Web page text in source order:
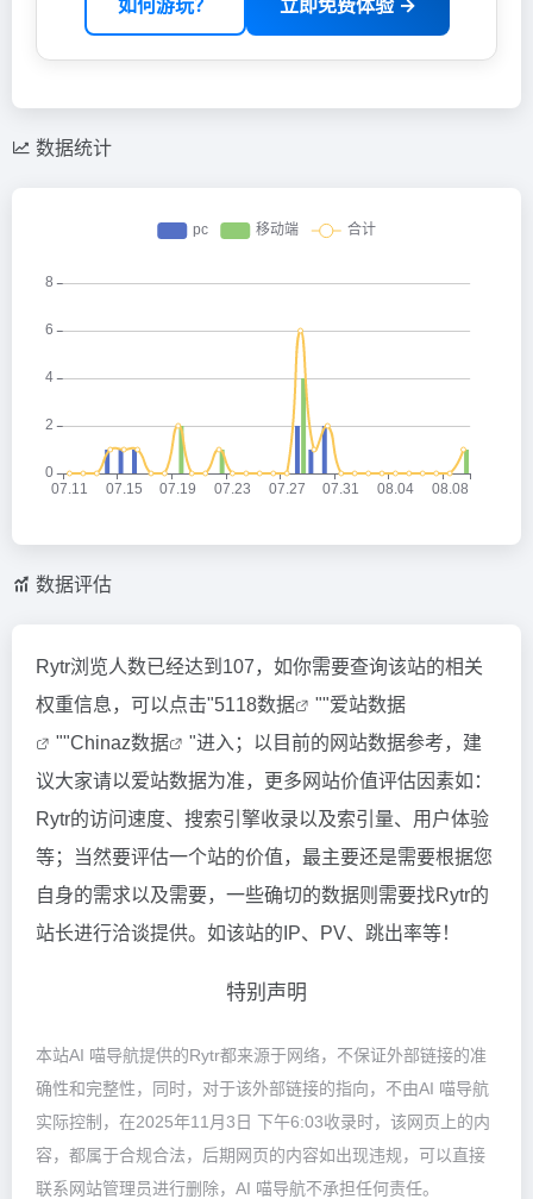
数据统计
数据评估
Rytr浏览人数已经达到107，如你需要查询该站的相关
权重信息，可以点击"5118数据 ""爱站数据
""Chinaz数据
"进入；以目前的网站数据参考，建
议大家请以爱站数据为准，更多网站价值评估因素如：
Rytr的访问速度、搜索引擎收录以及索引量、用户体验
等；当然要评估一个站的价值，最主要还是需要根据您
自身的需求以及需要，一些确切的数据则需要找Rytr的
站长进行洽谈提供。如该站的IP、PV、跳出率等！
特别声明
本站AI 喵导航提供的Rytr都来源于网络，不保证外部链接的准
确性和完整性，同时，对于该外部链接的指向，不由AI 喵导航
实际控制，在2025年11月3日 下午6:03收录时，该网页上的内
容，都属于合规合法，后期网页的内容如出现违规，可以直接
联系网站管理员进行删除，AI 喵导航不承担任何责任。